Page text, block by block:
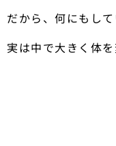
だから、何にもし
実は中で大きく体を